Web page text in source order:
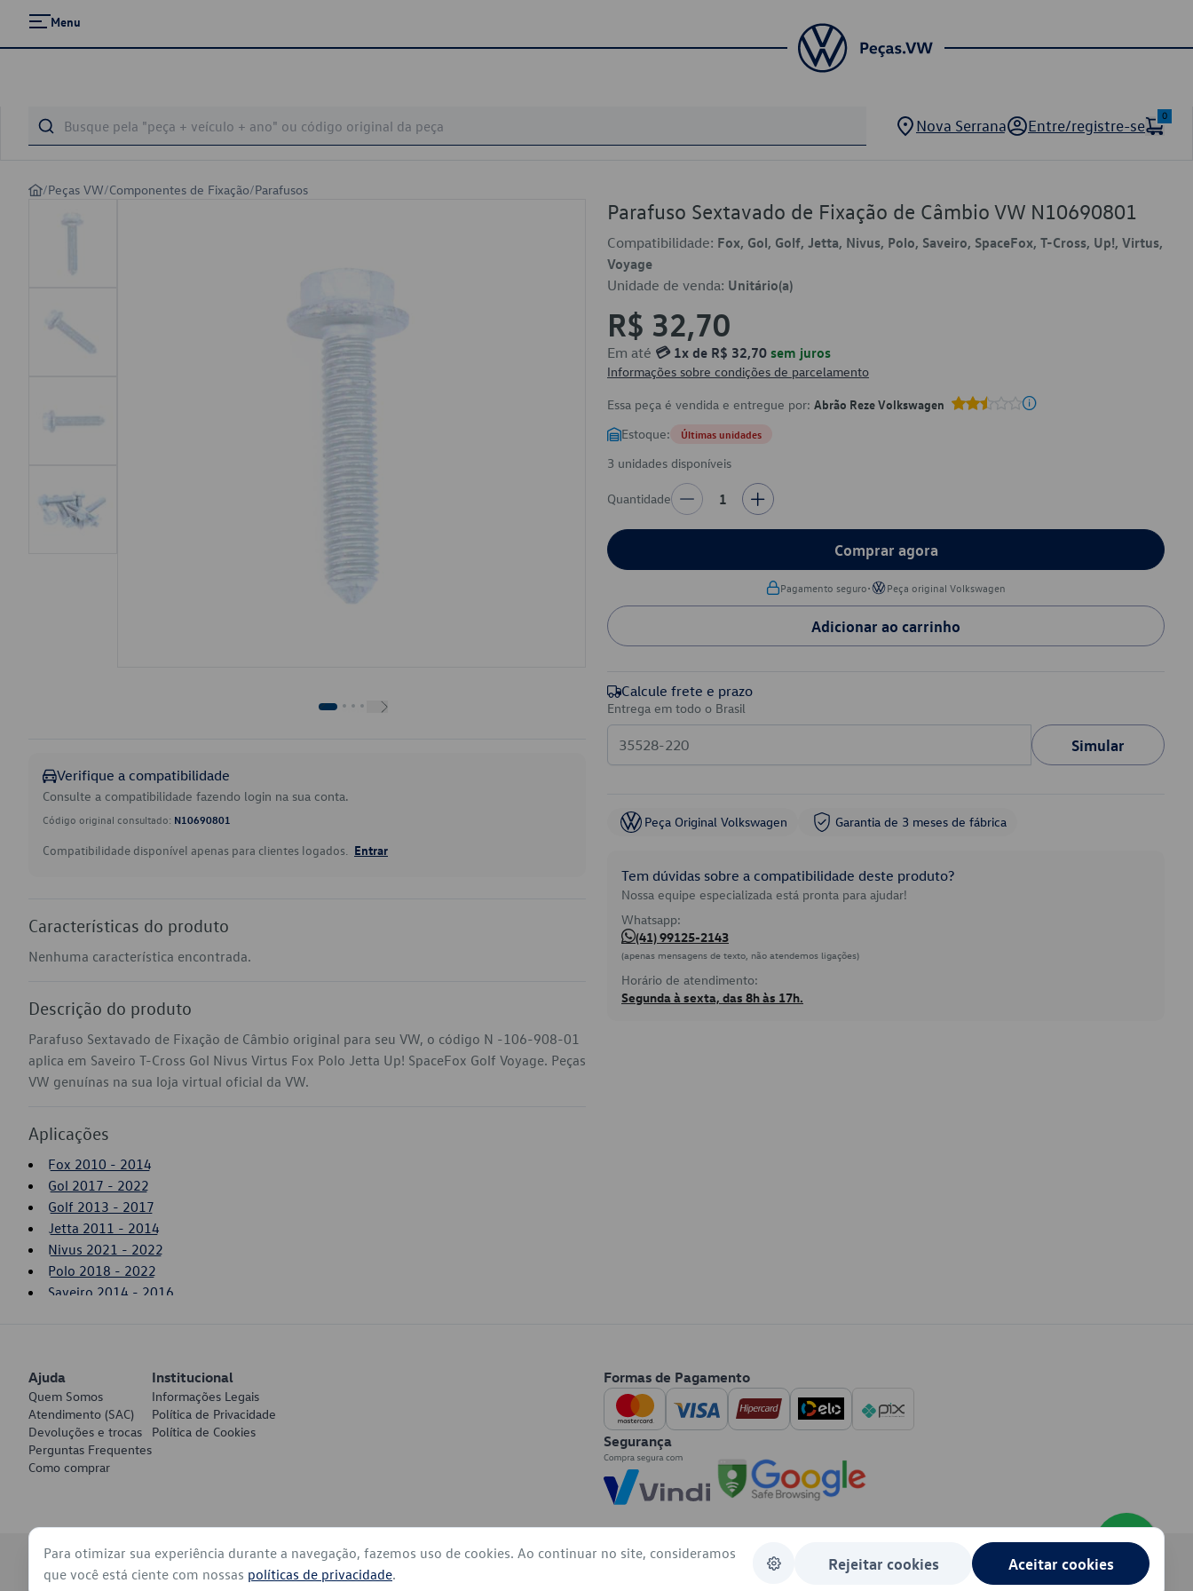
Menu
Nova Serrana Entre/registre-se
0
/Peças VW/Componentes de Fixação/Parafusos
Verifique a compatibilidade
Consulte a compatibilidade fazendo login na sua conta.
Código original consultado: N10690801
Compatibilidade disponível apenas para clientes logados. Entrar
Características do produto
Nenhuma característica encontrada.
Descrição do produto
Parafuso Sextavado de Fixação de Câmbio original para seu VW, o código N -106-908-01
aplica em Saveiro T-Cross Gol Nivus Virtus Fox Polo Jetta Up! SpaceFox Golf Voyage. Peças
VW genuínas na sua loja virtual oficial da VW.
Aplicações
Fox 2010 - 2014
Gol 2017 - 2022
Golf 2013 - 2017
Jetta 2011 - 2014
Nivus 2021 - 2022
Polo 2018 - 2022
Saveiro 2014 - 2016
Virtus 2018 - 2022
Voyage 2017 - 2022
Parafuso Sextavado de Fixação de Câmbio VW N10690801
Compatibilidade: Fox, Gol, Golf, Jetta, Nivus, Polo, Saveiro, SpaceFox, T-Cross, Up!, Virtus,
Voyage
Unidade de venda: Unitário(a)
R$ 32,70
Em até 💳 1x de R$ 32,70 sem juros
Informações sobre condições de parcelamento
Essa peça é vendida e entregue por: Abrão Reze Volkswagen
Estoque: Últimas unidades
3 unidades disponíveis
Quantidade 1
Comprar agora
Pagamento seguro• Peça original Volkswagen
Adicionar ao carrinho
Calcule frete e prazo
Entrega em todo o Brasil
Simular
Peça Original Volkswagen Garantia de 3 meses de fábrica
Tem dúvidas sobre a compatibilidade deste produto?
Nossa equipe especializada está pronta para ajudar!
Whatsapp:
(41) 99125-2143
(apenas mensagens de texto, não atendemos ligações)
Horário de atendimento:
Segunda à sexta, das 8h às 17h.
Ajuda
Quem Somos
Atendimento (SAC)
Devoluções e trocas
Perguntas Frequentes
Como comprar
Institucional
Informações Legais
Política de Privacidade
Política de Cookies
Formas de Pagamento
Segurança
© 2026 - Volkswagen do Brasil - Todos os direitos reservados
Para otimizar sua experiência durante a navegação, fazemos uso de cookies. Ao continuar no site, consideramos
que você está ciente com nossas políticas de privacidade.
Rejeitar cookies Aceitar cookies